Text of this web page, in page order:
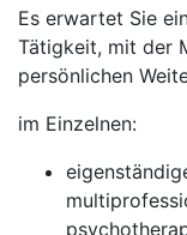
Es erwartet Sie
Tätigkeit, mit der
persönlichen
im Einzelnen: